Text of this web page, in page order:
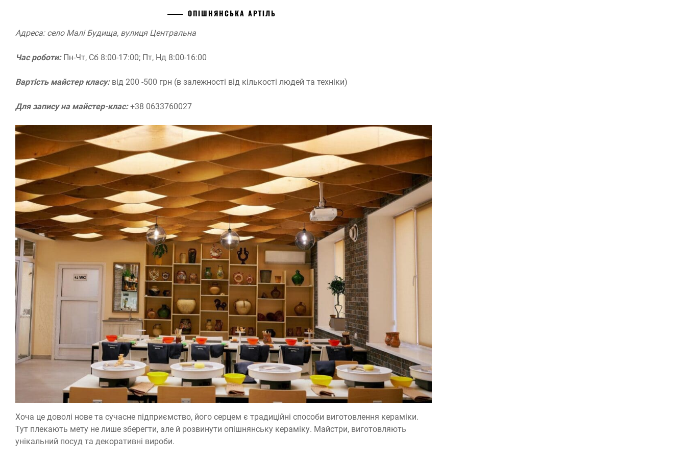
ОПІШНЯНСЬКА АРТІЛЬ
Адреса: село Малі Будища, вулиця Центральна
Час роботи:Пн-Чт, Сб 8:00-17:00; Пт, Нд 8:00-16:00
Вартість майстер класу: від 200 -500 грн (в залежності від кількості людей та техніки)
Для запису на майстер-клас:+38 0633760027
Хоча це доволі нове та сучасне підприємство, його серцем є традиційні способи виготовлення кераміки.
Тут плекають мету не лише зберегти, але й розвинути опішнянську кераміку. Майстри, виготовляють
унікальний посуд та декоративні вироби.